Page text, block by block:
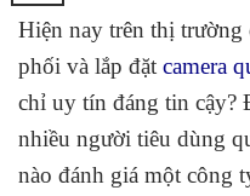
Hiện nay trên thị trường
phối và lắp đặt camera
chỉ uy tín đáng tin cậy?
nhiều người tiêu dùng
nào đánh giá một công